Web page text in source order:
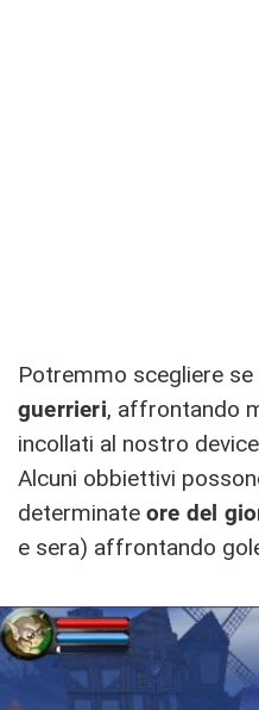
Potremmo scegliere se
guerrieri, affrontando
incollati al nostro
Alcuni obbiettivi
determinate ore del
e sera) affrontando